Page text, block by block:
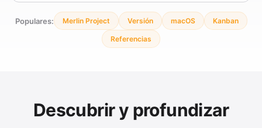
Populares: Merlin Project Versión macOS Kanban
Referencias
Descubrir y profundizar